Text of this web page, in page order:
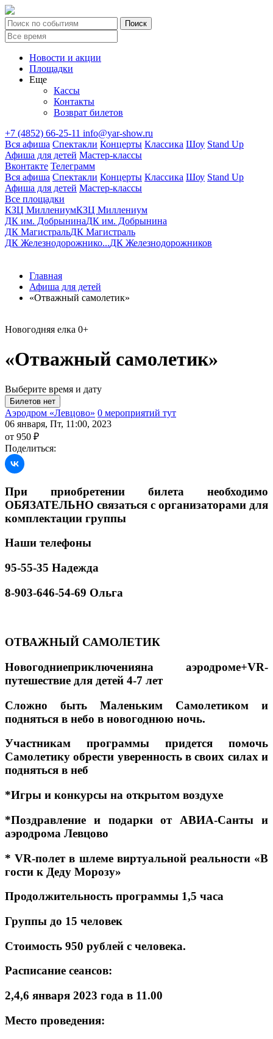
Новости и акции
Площадки
Еще
Кассы
Контакты
Возврат билетов
+7 (4852) 66-25-11 info@yar-show.ru
Вся афиша Спектакли Концерты Классика Шоу Stand Up
Афиша для детей Мастер-классы
Вконтакте Телеграмм
Вся афиша Спектакли Концерты Классика Шоу Stand Up
Афиша для детей Мастер-классы
Все площадки
КЗЦ МиллениумКЗЦ Миллениум
ДК им. ДобрынинаДК им. Добрынина
ДК МагистральДК Магистраль
ДК Железнодорожнико...ДК Железнодорожников
Главная
Афиша для детей
«Отважный самолетик»
Новогодняя елка 0+
«Отважный самолетик»
Выберите время и дату
Аэродром «Левцово» 0 мероприятий тут
06 января, Пт, 11:00, 2023
от 950 ₽
Поделиться:
При приобретении билета необходимо
ОБЯЗАТЕЛЬНО связаться с организаторами для
комплектации группы
Наши телефоны
95-55-35 Надежда
8-903-646-54-69 Ольга
ОТВАЖНЫЙ САМОЛЕТИК
Новогодниеприключенияна аэродроме+VR-
путешествие для детей 4-7 лет
Сложно быть Маленьким Самолетиком и
подняться в небо в новогоднюю ночь.
Участникам программы придется помочь
Самолетику обрести уверенность в своих силах и
подняться в неб
*Игры и конкурсы на открытом воздухе
*Поздравление и подарки от АВИА-Санты и
аэродрома Левцово
* VR-полет в шлеме виртуальной реальности «В
гости к Деду Морозу»
Продолжительность программы 1,5 часа
Группы до 15 человек
Стоимость 950 рублей с человека.
Расписание сеансов:
2,4,6 января 2023 года в 11.00
Место проведения: